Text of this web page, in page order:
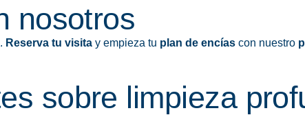
nosotros
Reserva tu visita y empieza tu plan de encías con nuestro
sobre limpieza